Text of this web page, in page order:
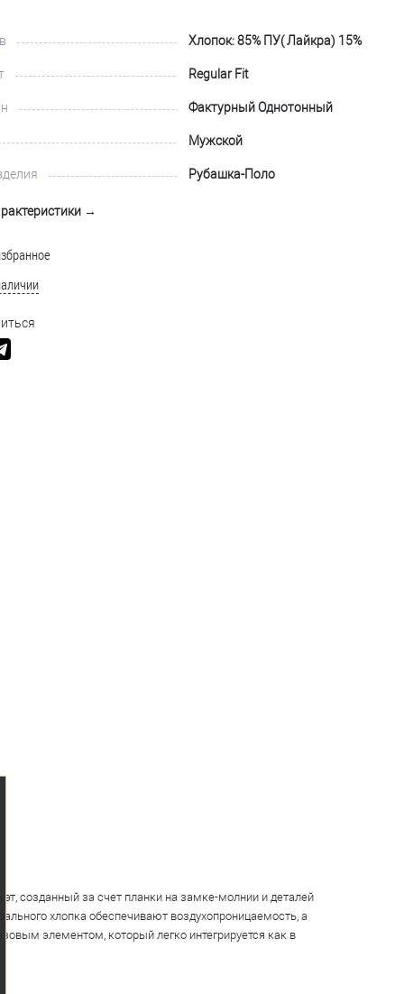
Хлопок: 85% ПУ( Лайкра) 15%
Regular Fit
Фактурный Однотонный
Мужской
Рубашка-Поло
→
созданный за счет планки на замке-молнии и деталей
хлопка обеспечивают воздухопроницаемость, а
элементом, который легко интегрируется как в